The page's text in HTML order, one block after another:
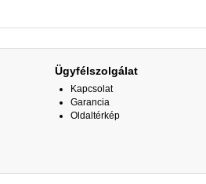
Ügyfélszolgálat
Kapcsolat
Garancia
Oldaltérkép